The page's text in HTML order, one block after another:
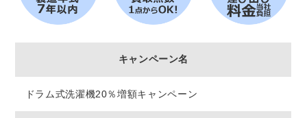
キャンペーン名
ドラム式洗濯機20％増額キャンペーン